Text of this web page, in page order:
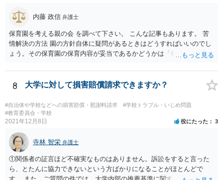
認めさせる内容の和解によって解決が図られることもあります。 い
ずれにしても、学校問題に取り組んでいる弁護士に直接相談なさって
みることもご検討下さい。
内藤 政信 弁護士
保育園を考える親の会 を調べて下さい。 こんな記事もあります。 苦
情解決の方法 園の方針自体に疑問があるときはどうすればいいのでし
ょう。その保育園の保育内容が妥当であるかどうかは「保育所保育指
だけで問題が解決できずにこじれた時には、苦情を文書にして保育園
に提出しましょう。園は保護者の苦情に耳を傾けなくてはならないと
三）。さらに苦情解決のための第三者委員を施設ごとにおくことも指
導されています。 保育園との相談や交渉で解決できない時には、区市
町村の担当課に苦情を上げることになります。また、都道府県には
「福祉サービス運営適正化委員会」が設置されています。 認可保育所
はもちろんのこと、認可外の保育施設でも補助金を受けている施設
は、市や区、都道府県などの責任の範囲内にありますから、役所も相
談に応じなくてはなりません。
8 大学に対して損害賠償請求できますか？
#自治体や学校などへの損害賠償・慰謝料請求
#学校トラブル・いじめ問題
#教育委員会・学校
2021年12月8日 役にたった 3
寺林 智栄 弁護士
①関係者の証言ほど不確実なものはありません。訴訟をすると言った
ら、とたんに協力できないという方ばかりになることがほとんどで